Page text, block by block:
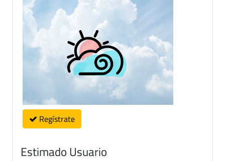
Regístrate
Estimado Usuario